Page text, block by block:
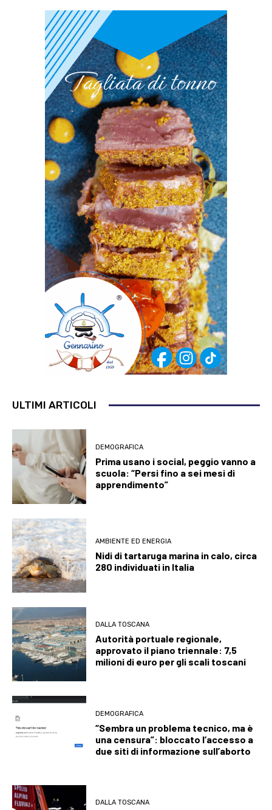
ULTIMI ARTICOLI
DEMOGRAFICA
Prima usano i social, peggio vanno a
scuola: “Persi fino a sei mesi di
apprendimento”
AMBIENTE ED ENERGIA
Nidi di tartaruga marina in calo, circa
280 individuati in Italia
DALLA TOSCANA
Autorità portuale regionale,
approvato il piano triennale: 7,5
milioni di euro per gli scali toscani
DEMOGRAFICA
“Sembra un problema tecnico, ma è
una censura”: bloccato l’accesso a
due siti di informazione sull’aborto
DALLA TOSCANA